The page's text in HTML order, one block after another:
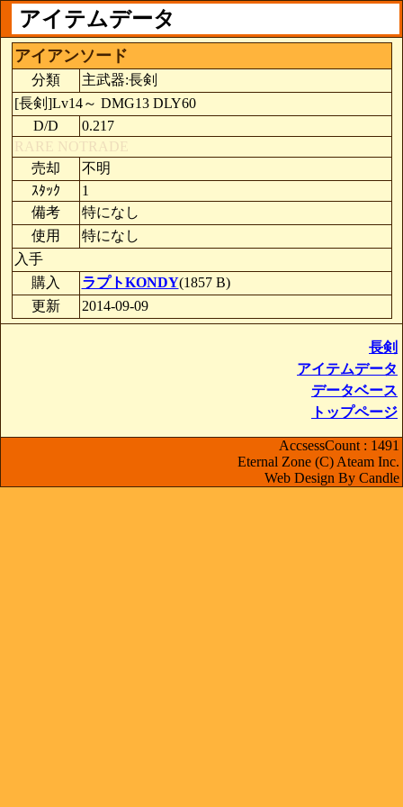
アイテムデータ
アイアンソード
分類
主武器:長剣
[長剣]Lv14～ DMG13 DLY60
D/D
0.217
RARE NOTRADE
売却
不明
ｽﾀｯｸ
1
備考
特になし
使用
特になし
入手
購入
ラプトKONDY(1857 B)
更新
2014-09-09
長剣
アイテムデータ
データベース
トップページ
AccsessCount : 1491
Eternal Zone (C) Ateam Inc.
Web Design By Candle